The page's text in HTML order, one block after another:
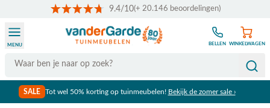
9.4/10(+ 20.146 beoordelingen)
Search
MENU BELLEN WINKELWAGEN
SALE Tot wel 50% korting op tuinmeubelen! Bekijk de zomer sale ›